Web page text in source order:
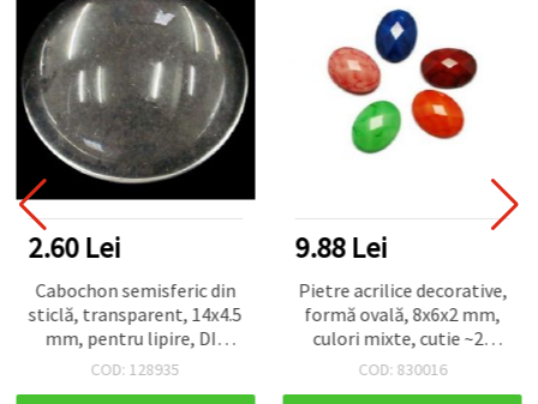
2.60 Lei
Cabochon semisferic din
sticlă, transparent, 14x4.5
mm, pentru lipire, DIY
haine și bijuterii, set 10
COD: 128935
9.88 Lei
Pietre acrilice decorative,
formă ovală, 8x6x2 mm,
culori mixte, cutie ~24
bucăți
COD: 830016